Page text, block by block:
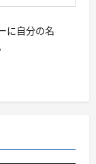
に自分の名